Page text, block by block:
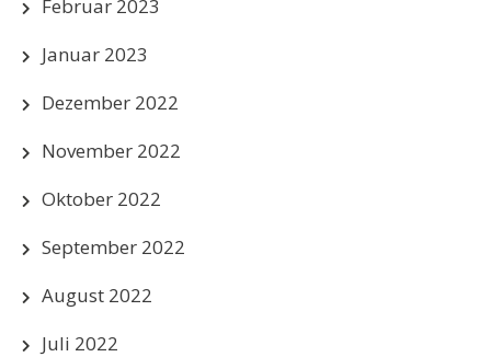
Februar 2023
Januar 2023
Dezember 2022
November 2022
Oktober 2022
September 2022
August 2022
Juli 2022